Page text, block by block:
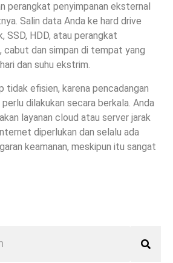
perangkat penyimpanan eksternal
Salin data Anda ke hard drive
SSD, HDD, atau perangkat
cabut dan simpan di tempat yang
dan suhu ekstrim.
tidak efisien, karena pencadangan
dilakukan secara berkala. Anda
layanan cloud atau server jarak
diperlukan dan selalu ada
keamanan, meskipun itu sangat